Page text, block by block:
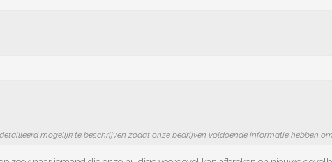
mogelijk te beschrijven zodat onze bedrijven voldoende informatie hebben